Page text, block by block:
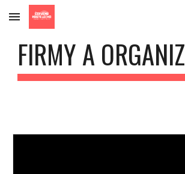
Skip to main content
FIRMY A